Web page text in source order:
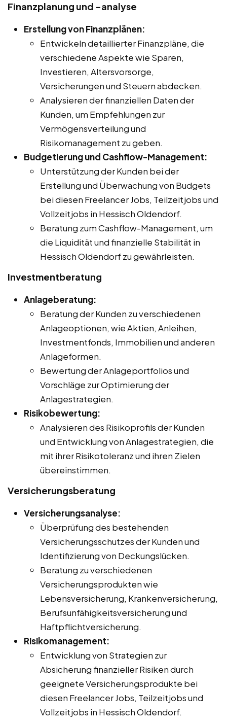
Finanzplanung und -analyse
Erstellung von Finanzplänen:
Entwickeln detaillierter Finanzpläne, die
verschiedene Aspekte wie Sparen,
Investieren, Altersvorsorge,
Versicherungen und Steuern abdecken.
Analysieren der finanziellen Daten der
Kunden, um Empfehlungen zur
Vermögensverteilung und
Risikomanagement zu geben.
Budgetierung und Cashflow-Management:
Unterstützung der Kunden bei der
Erstellung und Überwachung von Budgets
bei diesen Freelancer Jobs, Teilzeitjobs und
Vollzeitjobs in Hessisch Oldendorf.
Beratung zum Cashflow-Management, um
die Liquidität und finanzielle Stabilität in
Hessisch Oldendorf zu gewährleisten.
Investmentberatung
Anlageberatung:
Beratung der Kunden zu verschiedenen
Anlageoptionen, wie Aktien, Anleihen,
Investmentfonds, Immobilien und anderen
Anlageformen.
Bewertung der Anlageportfolios und
Vorschläge zur Optimierung der
Anlagestrategien.
Risikobewertung:
Analysieren des Risikoprofils der Kunden
und Entwicklung von Anlagestrategien, die
mit ihrer Risikotoleranz und ihren Zielen
übereinstimmen.
Versicherungsberatung
Versicherungsanalyse:
Überprüfung des bestehenden
Versicherungsschutzes der Kunden und
Identifizierung von Deckungslücken.
Beratung zu verschiedenen
Versicherungsprodukten wie
Lebensversicherung, Krankenversicherung,
Berufsunfähigkeitsversicherung und
Haftpflichtversicherung.
Risikomanagement:
Entwicklung von Strategien zur
Absicherung finanzieller Risiken durch
geeignete Versicherungsprodukte bei
diesen Freelancer Jobs, Teilzeitjobs und
Vollzeitjobs in Hessisch Oldendorf.